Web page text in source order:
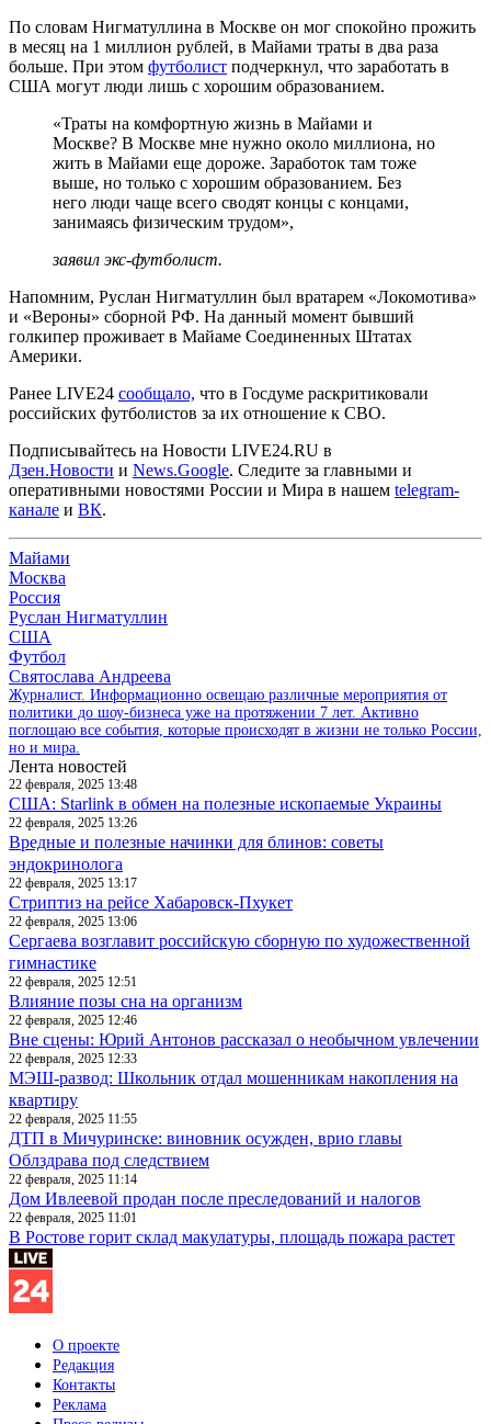
По словам Нигматуллина в Москве он мог спокойно прожить
в месяц на 1 миллион рублей, в Майами траты в два раза
больше. При этом футболист подчеркнул, что заработать в
США могут люди лишь с хорошим образованием.
«Траты на комфортную жизнь в Майами и
Москве? В Москве мне нужно около миллиона, но
жить в Майами еще дороже. Заработок там тоже
выше, но только с хорошим образованием. Без
него люди чаще всего сводят концы с концами,
занимаясь физическим трудом»,
заявил экс-футболист.
Напомним, Руслан Нигматуллин был вратарем «Локомотива»
и «Вероны» сборной РФ. На данный момент бывший
голкипер проживает в Майаме Соединенных Штатах
Америки.
Ранее LIVE24 сообщало, что в Госдуме раскритиковали
российских футболистов за их отношение к СВО.
Подписывайтесь на Новости LIVE24.RU в
Дзен.Новости и News.Google. Следите за главными и
оперативными новостями России и Мира в нашем telegram-
канале и ВК.
Майами
Москва
Россия
Руслан Нигматуллин
США
Футбол
Святослава Андреева
Журналист. Информационно освещаю различные мероприятия от
политики до шоу-бизнеса уже на протяжении 7 лет. Активно
поглощаю все события, которые происходят в жизни не только России,
но и мира.
Лента новостей
22 февраля, 2025 13:48
США: Starlink в обмен на полезные ископаемые Украины
22 февраля, 2025 13:26
Вредные и полезные начинки для блинов: советы
эндокринолога
22 февраля, 2025 13:17
Стриптиз на рейсе Хабаровск-Пхукет
22 февраля, 2025 13:06
Сергаева возглавит российскую сборную по художественной
гимнастике
22 февраля, 2025 12:51
Влияние позы сна на организм
22 февраля, 2025 12:46
Вне сцены: Юрий Антонов рассказал о необычном увлечении
22 февраля, 2025 12:33
МЭШ-развод: Школьник отдал мошенникам накопления на
квартиру
22 февраля, 2025 11:55
ДТП в Мичуринске: виновник осужден, врио главы
Облздрава под следствием
22 февраля, 2025 11:14
Дом Ивлеевой продан после преследований и налогов
22 февраля, 2025 11:01
В Ростове горит склад макулатуры, площадь пожара растет
О проекте
Редакция
Контакты
Реклама